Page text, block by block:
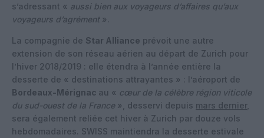
s’adressant « aussi bien aux voyageurs d’affaires qu’aux
voyageurs d’agrément ».
La compagnie de Star Alliance prévoit une autre
extension de son réseau aérien au départ de Zurich pour
l’hiver 2018/2019 : elle étendra à l’année entière la
desserte de « destinations attrayantes » : l’aéroport de
Bordeaux-Mérignac au « cœur de la célèbre région viticole
du sud-ouest de la France », desservi depuis mars dernier,
sera également reliée cet hiver à Zurich par douze vols
hebdomadaires. SWISS maintiendra la desserte estivale